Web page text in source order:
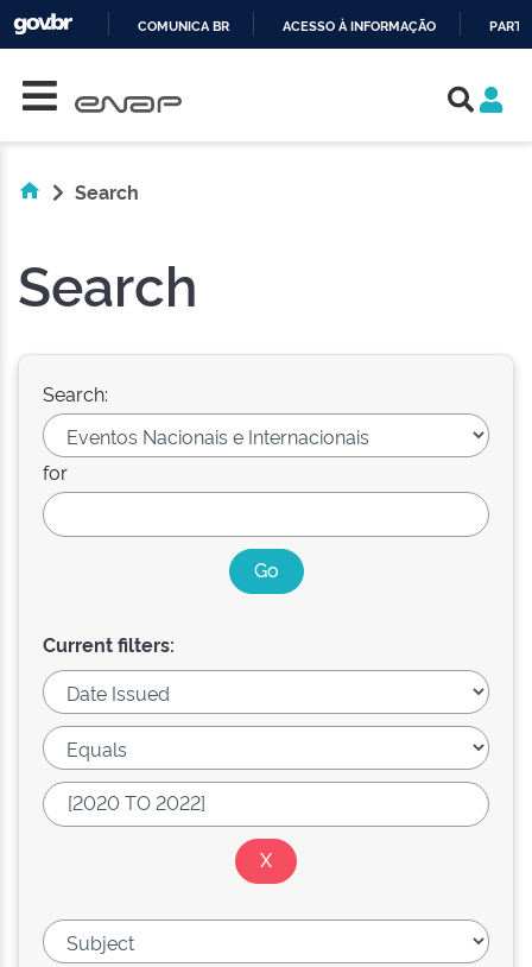
COMUNICA BR ACESSO À INFORMAÇÃO
Search
Search
Search:
for
Current filters: